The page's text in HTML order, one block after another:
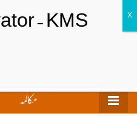
مکالمہ